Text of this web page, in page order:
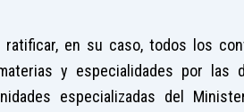
ratificar, en su caso, todos los
y especialidades por las
especializadas del